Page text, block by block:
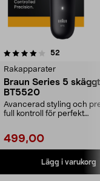
52
Rakapparater
Braun Series 5
BT5520
Avancerad styling och
full kontroll för perfekt
499,00
Lägg i varukorg
4.0 av 5 stjärnor